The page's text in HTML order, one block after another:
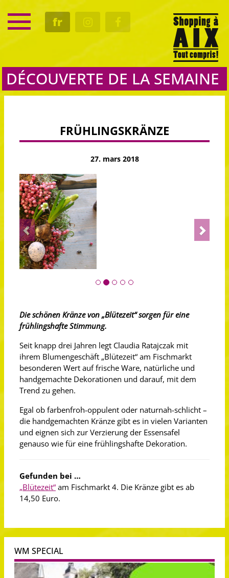
fr
SERVICE
RENDEZ-VOUS
DÉCOUVERTE DE LA SEMAINE
FRÜHLINGSKRÄNZE
27. mars 2018
Previous Next
Die schönen Kränze von „Blütezeit“ sorgen für eine
frühlingshafte Stimmung.
Seit knapp drei Jahren legt Claudia Ratajczak mit
ihrem Blumengeschäft „Blütezeit“ am Fischmarkt
besonderen Wert auf frische Ware, natürliche und
handgemachte Dekorationen und darauf, mit dem
Trend zu gehen.
Egal ob farbenfroh-oppulent oder naturnah-schlicht –
die handgemachten Kränze gibt es in vielen Varianten
und eignen sich zur Verzierung der Essensafel
genauso wie für eine frühlingshafte Dekoration.
Gefunden bei …
„Blütezeit“ am Fischmarkt 4. Die Kränze gibt es ab
14,50 Euro.
WM SPECIAL